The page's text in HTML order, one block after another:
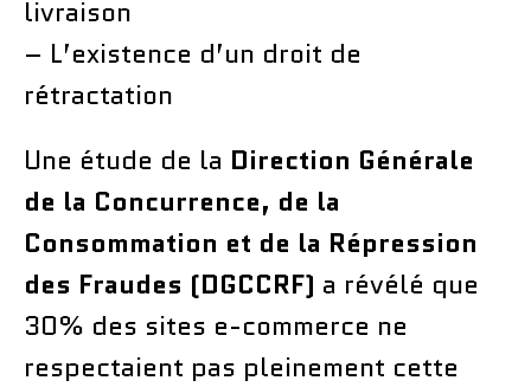
livraison
– L’existence d’un droit de
rétractation
Une étude de la Direction Générale
de la Concurrence, de la
Consommation et de la Répression
des Fraudes (DGCCRF) a révélé que
30% des sites e-commerce ne
respectaient pas pleinement cette